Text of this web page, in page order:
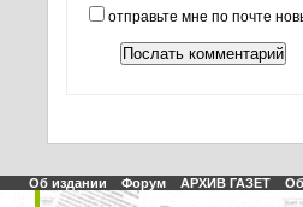
отправьте мне по почте
Об издании Форум АРХИВ ГАЗЕТ